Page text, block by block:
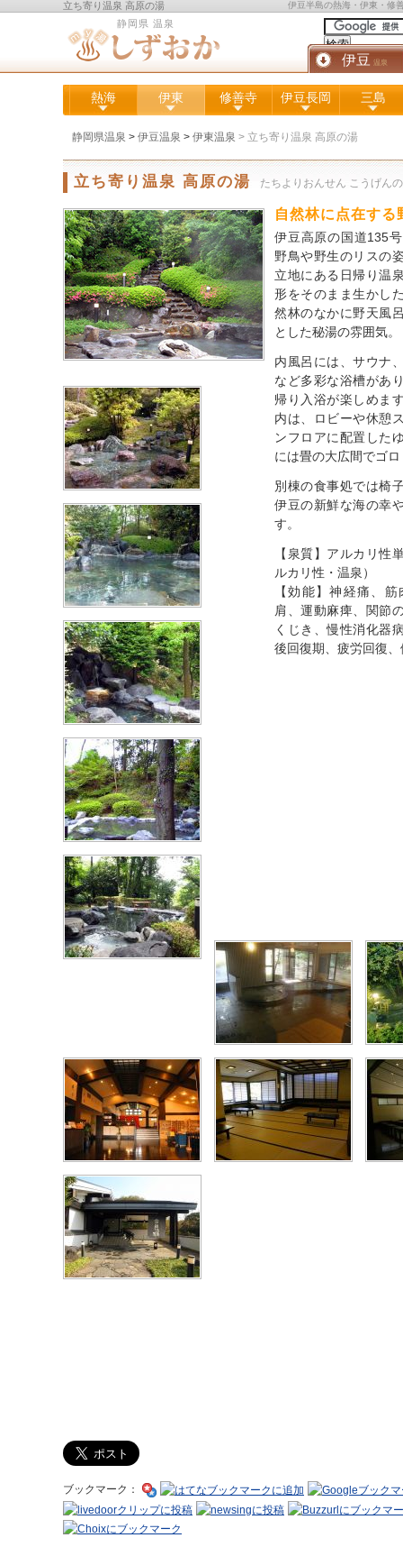
立ち寄り温泉 高原の湯 伊豆半島の熱海・伊東・修
静岡県 温泉
伊豆 温泉
熱海 伊東 修善寺 伊豆長岡 三島
静岡県温泉 > 伊豆温泉 > 伊東温泉 > 立ち寄り温泉 高原の湯
立ち寄り温泉 高原の湯 たちよりおんせん こうげん
自然林に点在する
伊豆高原の国道135
野鳥や野生のリスの
立地にある日帰り温
形をそのまま生かし
然林のなかに野天風
とした秘湯の雰囲気。
内風呂には、サウナ
など多彩な浴槽があ
帰り入浴が楽しめま
内は、ロビーや休憩
ンフロアに配置した
には畳の大広間でゴ
別棟の食事処では椅
伊豆の新鮮な海の幸
す。
【泉質】アルカリ性
ルカリ性・温泉）
【効能】神経痛、
肩、運動麻痺、関節
くじき、慢性消化器
後回復期、疲労回復
ブックマーク：